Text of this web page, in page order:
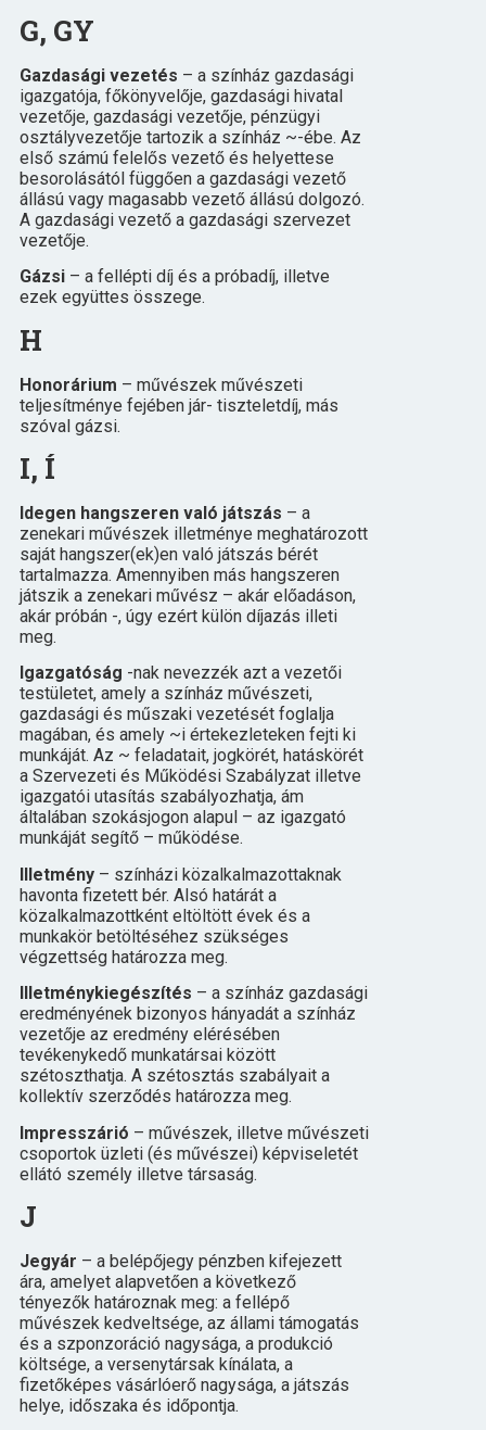
G, GY
Gazdasági vezetés – a színház gazdasági
igazgatója, főkönyvelője, gazdasági hivatal
vezetője, gazdasági vezetője, pénzügyi
osztályvezetője tartozik a színház ~-ébe. Az
első számú felelős vezető és helyettese
besorolásától függően a gazdasági vezető
állású vagy magasabb vezető állású dolgozó.
A gazdasági vezető a gazdasági szervezet
vezetője.
Gázsi – a fellépti díj és a próbadíj, illetve
ezek együttes összege.
H
Honorárium – művészek művészeti
teljesítménye fejében jár- tiszteletdíj, más
szóval gázsi.
I, Í
Idegen hangszeren való játszás – a
zenekari művészek illetménye meghatározott
saját hangszer(ek)en való játszás bérét
tartalmazza. Amennyiben más hangszeren
játszik a zenekari művész – akár előadáson,
akár próbán -, úgy ezért külön díjazás illeti
meg.
Igazgatóság -nak nevezzék azt a vezetői
testületet, amely a színház művészeti,
gazdasági és műszaki vezetését foglalja
magában, és amely ~i értekezleteken fejti ki
munkáját. Az ~ feladatait, jogkörét, hatáskörét
a Szervezeti és Működési Szabályzat illetve
igazgatói utasítás szabályozhatja, ám
általában szokásjogon alapul – az igazgató
munkáját segítő – működése.
Illetmény – színházi közalkalmazottaknak
havonta fizetett bér. Alsó határát a
közalkalmazottként eltöltött évek és a
munkakör betöltéséhez szükséges
végzettség határozza meg.
Illetménykiegészítés – a színház gazdasági
eredményének bizonyos hányadát a színház
vezetője az eredmény elérésében
tevékenykedő munkatársai között
szétoszthatja. A szétosztás szabályait a
kollektív szerződés határozza meg.
Impresszárió – művészek, illetve művészeti
csoportok üzleti (és művészei) képviseletét
ellátó személy illetve társaság.
J
Jegyár – a belépőjegy pénzben kifejezett
ára, amelyet alapvetően a következő
tényezők határoznak meg: a fellépő
művészek kedveltsége, az állami támogatás
és a szponzoráció nagysága, a produkció
költsége, a versenytársak kínálata, a
fizetőképes vásárlóerő nagysága, a játszás
helye, időszaka és időpontja.